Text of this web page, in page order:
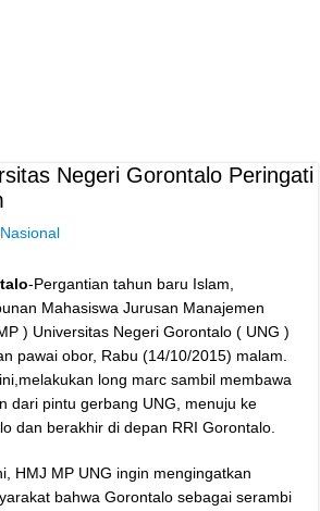
Negeri Gorontalo Peringati
Nasional
-Pergantian tahun baru Islam,
Mahasiswa Jurusan Manajemen
) Universitas Negeri Gorontalo ( UNG )
pawai obor, Rabu (14/10/2015) malam.
long marc sambil membawa
dari pintu gerbang UNG, menuju ke
dan berakhir di depan RRI Gorontalo.
HMJ MP UNG ingin mengingatkan
bahwa Gorontalo sebagai serambi